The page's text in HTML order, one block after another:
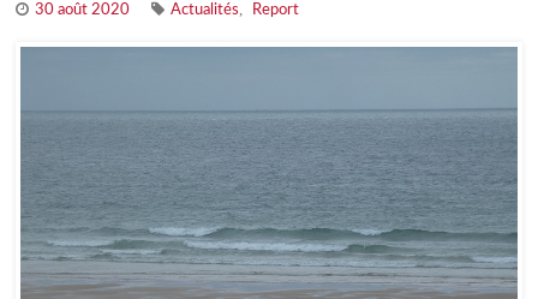
30 août 2020 Actualités Report